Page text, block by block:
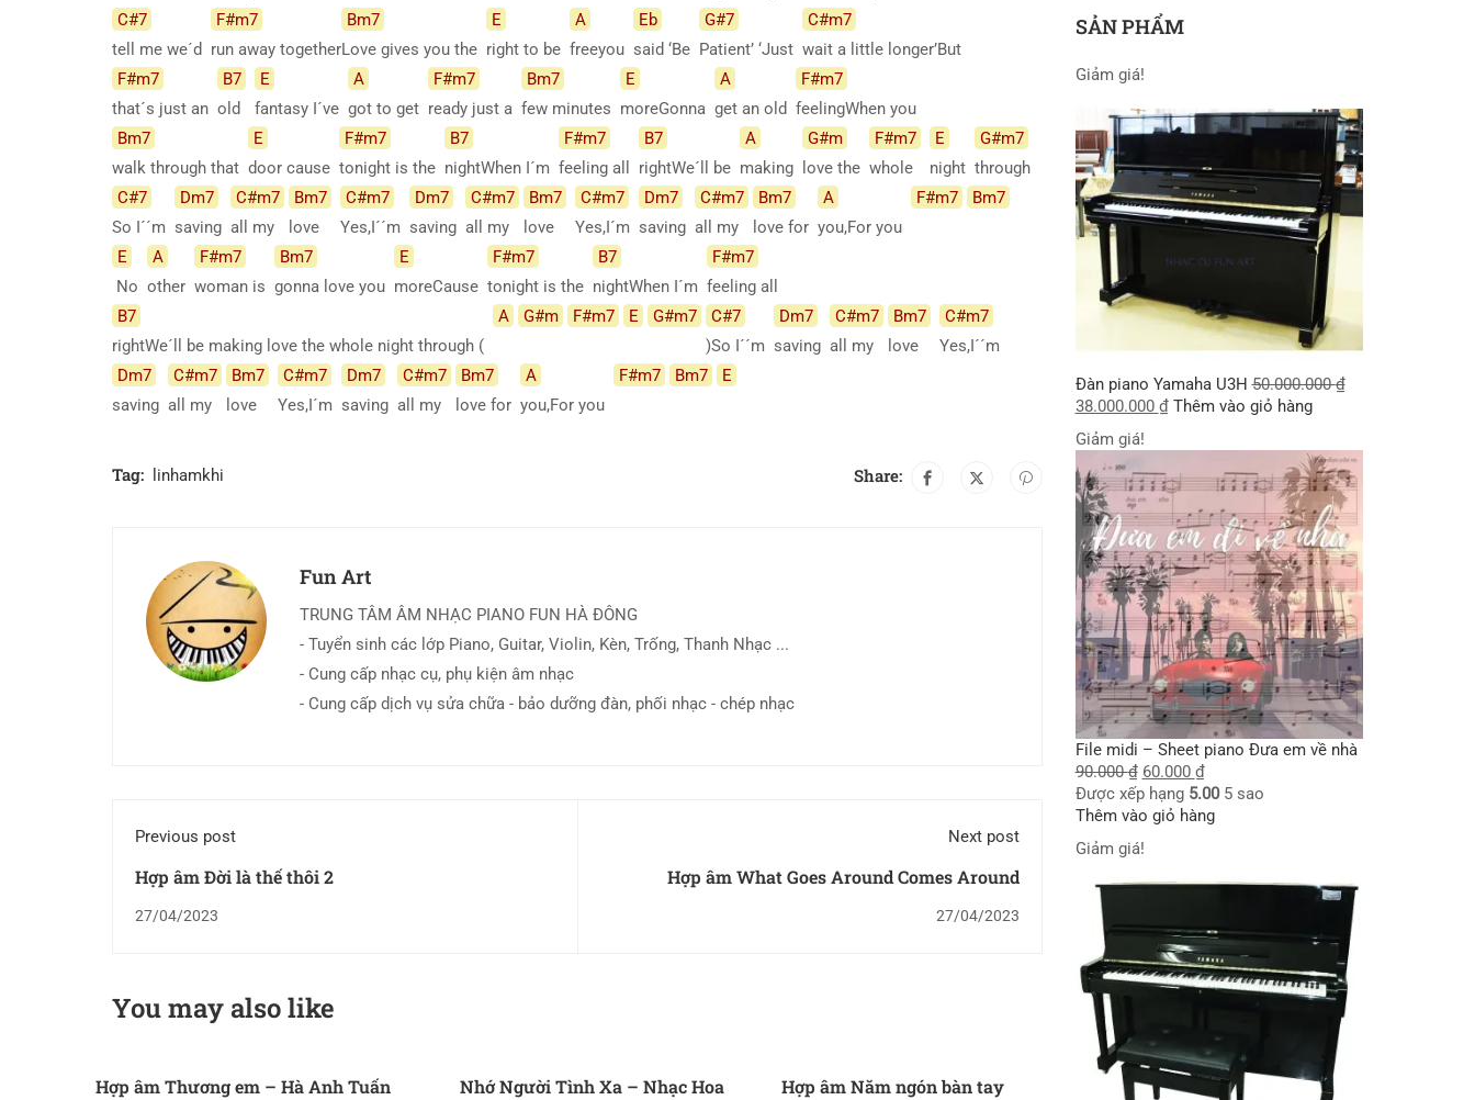
C#7
tell me we´d
F#m7
run away together
Bm7
Love gives you the
E
right to be
A
freeyou
Eb
said ‘Be
G#7
Patient’ ‘Just
C#m7
wait a little longer’But
F#m7
that´s just an
B7
old
E
fantasy I´ve
A
got to get
F#m7
ready just a
Bm7
few minutes
E
moreGonna
A
get an old
F#m7
feelingWhen you
Bm7
walk through that
E
door cause
F#m7
tonight is the
B7
nightWhen I´m
F#m7
feeling all
B7
rightWe´ll be
A
making
G#m
love the
F#m7
whole
E
night
G#m7
through
C#7
So I´´m
Dm7
saving
C#m7
all my
Bm7
love
C#m7
Yes,I´´m
Dm7
saving
C#m7
all my
Bm7
love
C#m7
Yes,I´m
Dm7
saving
C#m7
all my
Bm7
love for
A
you,For you
F#m7 Bm7
E
No
A
other
F#m7
woman is
Bm7
gonna love you
E
moreCause
F#m7
tonight is the
B7
nightWhen I´m
F#m7
feeling all
B7
rightWe´ll be making love the whole night through (
A G#m F#m7 E G#m7
C#7
)So I´´m
Dm7
saving
C#m7
all my
Bm7
love
C#m7
Yes,I´´m
Dm7
saving
C#m7
all my
Bm7
love
C#m7
Yes,I´m
Dm7
saving
C#m7
all my
Bm7
love for
A
you,For you
F#m7 Bm7 E
Tag: linhamkhi Share:
Fun Art
TRUNG TÂM ÂM NHẠC PIANO FUN HÀ ĐÔNG
- Tuyển sinh các lớp Piano, Guitar, Violin, Kèn, Trống, Thanh Nhạc ...
- Cung cấp nhạc cụ, phụ kiện âm nhạc
- Cung cấp dịch vụ sửa chữa - bảo dưỡng đàn, phối nhạc - chép nhạc
Previous post
Hợp âm Đời là thế thôi 2
27/04/2023
Next post
Hợp âm What Goes Around Comes Around
27/04/2023
You may also like
Hợp âm Thương em – Hà Anh Tuấn Nhớ Người Tình Xa – Nhạc Hoa Hợp âm Năm ngón bàn tay
SẢN PHẨM
Giảm giá!
Đàn piano Yamaha U3H 50.000.000₫
38.000.000 ₫ Thêm vào giỏ hàng
Giảm giá!
File midi – Sheet piano Đưa em về nhà
90.000₫ 60.000 ₫
Được xếp hạng 5.005 sao
Thêm vào giỏ hàng
Giảm giá!